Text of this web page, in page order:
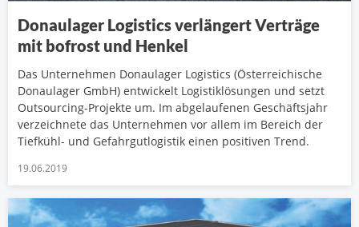
Donaulager Logistics verlängert Verträge
mit bofrost und Henkel
Das Unternehmen Donaulager Logistics (Österreichische
Donaulager GmbH) entwickelt Logistiklösungen und setzt
Outsourcing-Projekte um. Im abgelaufenen Geschäftsjahr
verzeichnete das Unternehmen vor allem im Bereich der
Tiefkühl- und Gefahrgutlogistik einen positiven Trend.
19.06.2019